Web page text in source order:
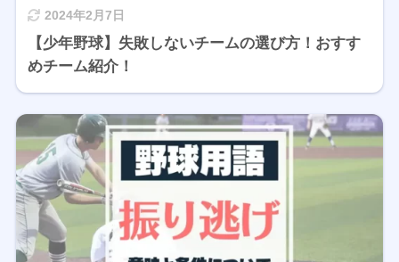
2024年2月7日
【少年野球】失敗しないチームの選び方！おすす
めチーム紹介！